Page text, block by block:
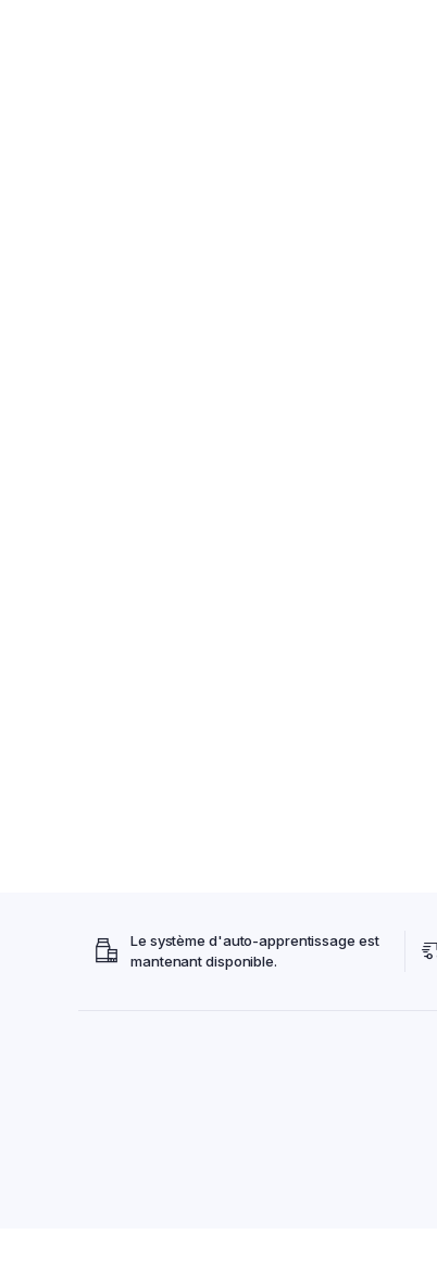
Le système d'auto-apprentissage est
mantenant disponible.